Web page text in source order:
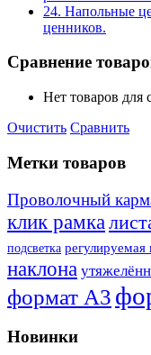
24. Напольные
ценников.
Сравнение
Нет товаров для
Очистить Сравнить
Метки товаров
Проволочный
клик рамка
подсветка регулируемая
наклона
формат А3
Новинки